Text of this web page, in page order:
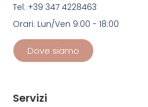
Servizi
Tel: +39 347 4228463
Orari: Lun/Ven 9:00 - 18:00
Dove siamo